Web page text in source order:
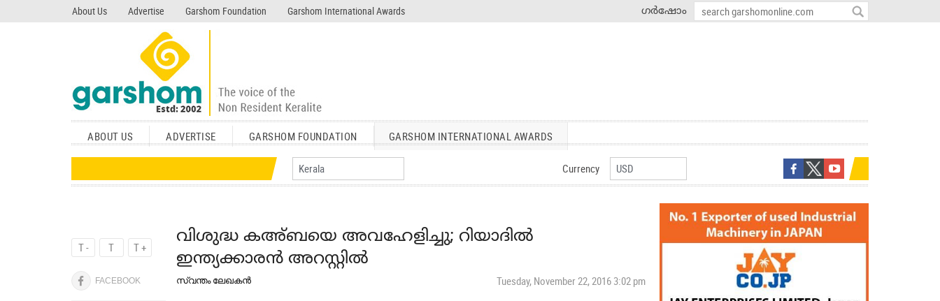
About Us Advertise Garshom Foundation Garshom International Awards ഗർഷോം
garshom.com
ABOUT US ADVERTISE GARSHOM FOUNDATION GARSHOM INTERNATIONAL AWARDS
Currency
T - T T +
FACEBOOK
വിശുദ്ധ കഅ്ബയെ അവഹേളിച്ചു; റിയാദിൽ
ഇന്ത്യക്കാരൻ അറസ്റ്റിൽ
സ്വന്തം ലേഖകൻ Tuesday, November 22, 2016 3:02 pm